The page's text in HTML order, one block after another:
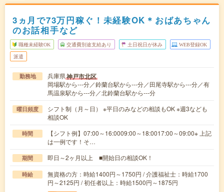
3ヵ月で73万円稼ぐ！未経験OK＊おばあちゃん
のお話相手など
職種未経験OK 交通費別途支給あり 土日祝日が休み WEB登録OK
派遣
勤務地 兵庫県神戸市北区
岡場駅から---分／鈴蘭台駅から---分／田尾寺駅から---分／有
馬温泉駅から---分／北鈴蘭台駅から---分
曜日頻度
シフト制（月～日） ※平日のみなどの相談もOK ※週3なども
相談OK
時間
【シフト例】07:00～16:0009:00～18:0017:00～09:00※ 上記
は一例です！そ…
期間 即日～2ヶ月以上 ■開始日の相談OK！
時給
無資格の方：時給1400円～1750円 / 介護福祉士：時給1700
円～2125円 / 初任者以上：時給1500円～1875円